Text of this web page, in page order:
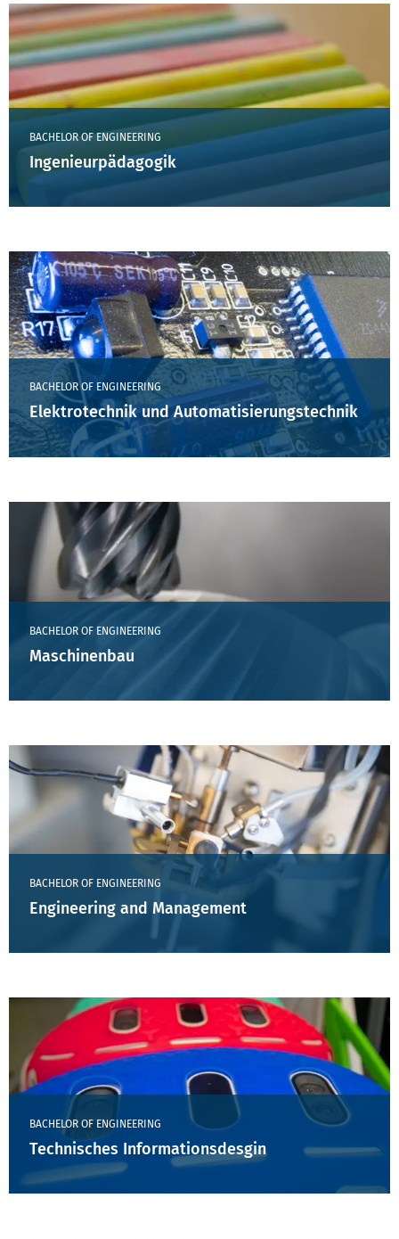
BACHELOR OF ENGINEERING
Ingenieurpädagogik
BACHELOR OF ENGINEERING
Elektrotechnik und Automatisierungstechnik
BACHELOR OF ENGINEERING
Maschinenbau
BACHELOR OF ENGINEERING
Engineering and Management
BACHELOR OF ENGINEERING
Technisches Informationsdesgin